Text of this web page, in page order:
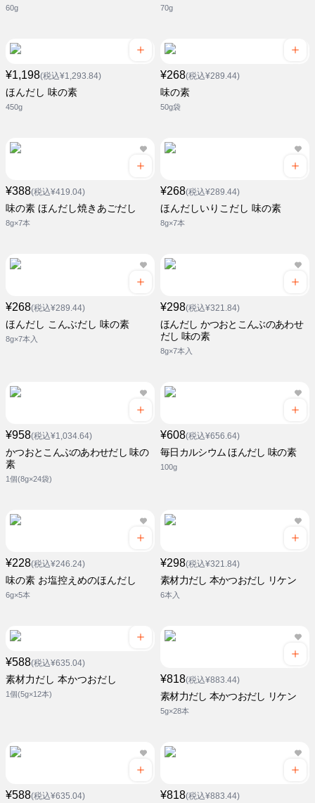
60g 70g
¥1,198(税込¥1,293.84)
ほんだし 味の素
450g
¥268(税込¥289.44)
味の素
50g袋
¥388(税込¥419.04)
味の素 ほんだし焼きあごだし
8g×7本
¥268(税込¥289.44)
ほんだしいりこだし 味の素
8g×7本
¥268(税込¥289.44)
ほんだし こんぶだし 味の素
8g×7本入
¥298(税込¥321.84)
ほんだし かつおとこんぶのあわせ
だし 味の素
8g×7本入
¥958(税込¥1,034.64)
かつおとこんぶのあわせだし 味の
素
1個(8g×24袋)
¥608(税込¥656.64)
毎日カルシウム ほんだし 味の素
100g
¥228(税込¥246.24)
味の素 お塩控えめのほんだし
6g×5本
¥298(税込¥321.84)
素材力だし 本かつおだし リケン
6本入
¥588(税込¥635.04)
素材力だし 本かつおだし
1個(5g×12本)
¥818(税込¥883.44)
素材力だし 本かつおだし リケン
5g×28本
¥588(税込¥635.04) ¥818(税込¥883.44)